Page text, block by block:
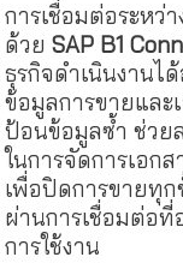
การเชื่อมต่อระหว่า
ด้วยSAP B1
ธุรกิจดำเนินงานไ
ข้อมูลการขายและ
ป้อนข้อมูลซ้ำ ช่วย
ในการจัดการเอก
เพื่อปิดการขายทุก
ผ่านการเชื่อมต่อ
การใช้งาน